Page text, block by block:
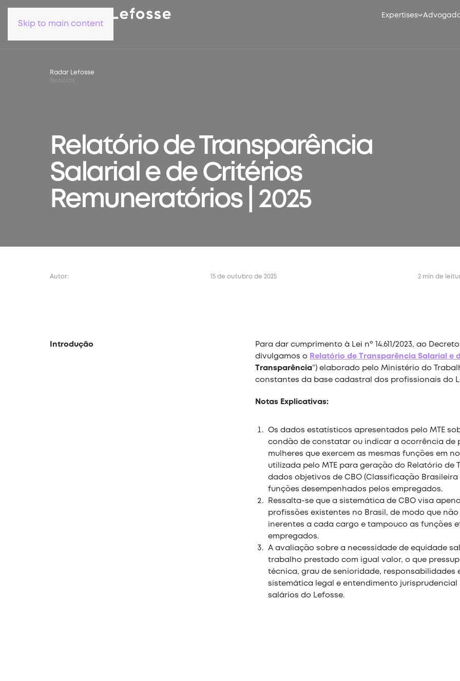
Skip to main content
Expertises
Radar Lefosse
Relatório de Transparência
Salarial e de Critérios
Remuneratórios | 2025
Autor: 15 de outubro de 2025 2 min de
Introdução
Para dar cumprimento à Lei nº 14.611/2023, ao Decreto
divulgamos o Relatório de Transparência Salarial e
Transparência”) elaborado pelo Ministério do
constantes da base cadastral dos profissionais do
Notas Explicativas:
Os dados estatísticos apresentados pelo MTE
condão de constatar ou indicar a ocorrência de
mulheres que exercem as mesmas funções em
utilizada pelo MTE para geração do Relatório
dados objetivos de CBO (Classificação
funções desempenhados pelos empregados.
Ressalta-se que a sistemática de CBO visa
profissões existentes no Brasil, de modo que
inerentes a cada cargo e tampouco as funções
empregados.
A avaliação sobre a necessidade de equidade
trabalho prestado com igual valor, o que
técnica, grau de senioridade, responsabilidades
sistemática legal e entendimento
salários do Lefosse.